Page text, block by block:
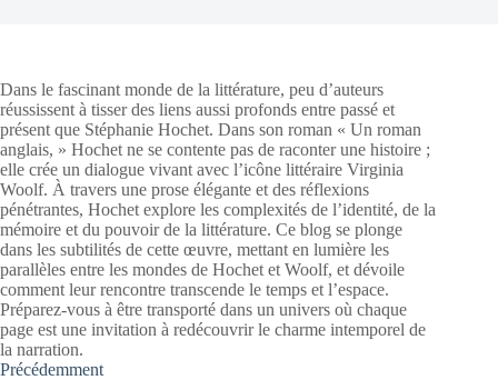
Dans le fascinant monde de la littérature, peu d’auteurs
réussissent à tisser des liens aussi profonds entre passé et
présent que Stéphanie Hochet. Dans son roman « Un roman
anglais, » Hochet ne se contente pas de raconter une histoire ;
elle crée un dialogue vivant avec l’icône littéraire Virginia
Woolf. À travers une prose élégante et des réflexions
pénétrantes, Hochet explore les complexités de l’identité, de la
mémoire et du pouvoir de la littérature. Ce blog se plonge
dans les subtilités de cette œuvre, mettant en lumière les
parallèles entre les mondes de Hochet et Woolf, et dévoile
comment leur rencontre transcende le temps et l’espace.
Préparez-vous à être transporté dans un univers où chaque
page est une invitation à redécouvrir le charme intemporel de
la narration.
Précédemment